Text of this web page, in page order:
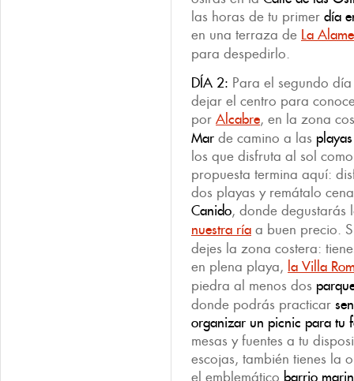
las horas de tu primer día
en una terraza de La
para despedirlo.
DÍA 2: Para el segundo
dejar el centro para
por Alcabre, en la zona
Mar de camino a las
los que disfruta al sol
propuesta termina aquí:
dos playas y remátalo
Canido, donde degustarás
nuestra ría a buen precio.
dejes la zona costera:
en plena playa, la Villa
piedra al menos dos
donde podrás practicar
organizar un picnic para tu
mesas y fuentes a tu
escojas, también tienes la
el emblemático barrio